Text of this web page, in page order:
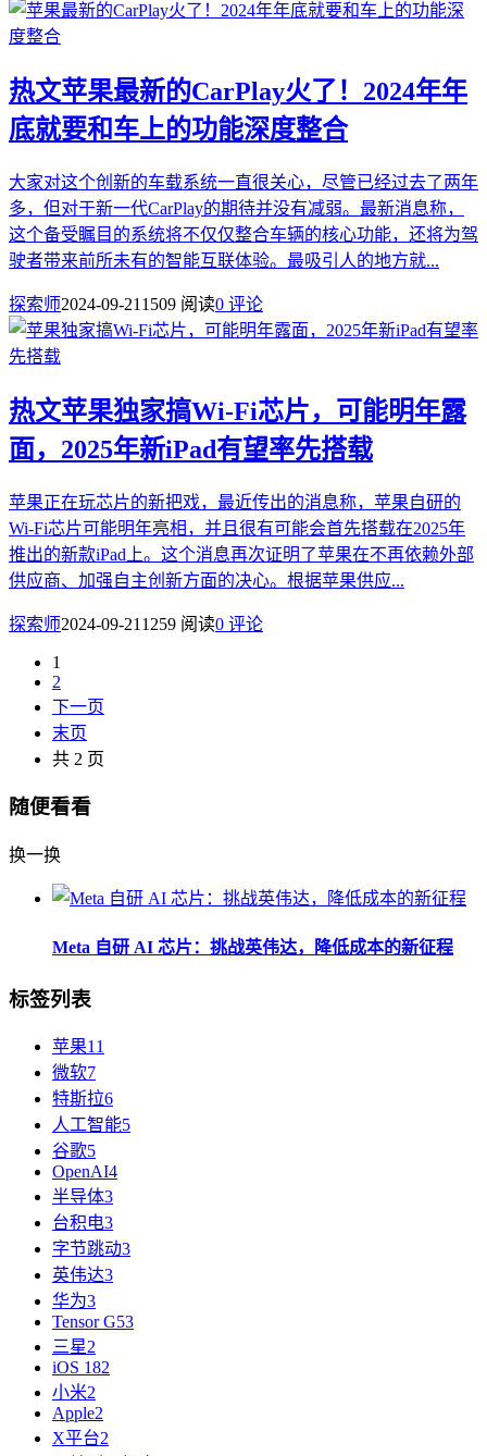
热文苹果最新的CarPlay火了！2024年年
底就要和车上的功能深度整合
大家对这个创新的车载系统一直很关心，尽管已经过去了两年
多，但对于新一代CarPlay的期待并没有减弱。最新消息称，
这个备受瞩目的系统将不仅仅整合车辆的核心功能，还将为驾
驶者带来前所未有的智能互联体验。最吸引人的地方就...
探索师2024-09-21 1509 阅读0 评论
热文苹果独家搞Wi-Fi芯片，可能明年露
面，2025年新iPad有望率先搭载
苹果正在玩芯片的新把戏，最近传出的消息称，苹果自研的
Wi-Fi芯片可能明年亮相，并且很有可能会首先搭载在2025年
推出的新款iPad上。这个消息再次证明了苹果在不再依赖外部
供应商、加强自主创新方面的决心。根据苹果供应...
探索师2024-09-21 1259 阅读0 评论
1
2
下一页
末页
共 2 页
随便看看
换一换
Meta 自研 AI 芯片：挑战英伟达，降低成本的新征程
标签列表
苹果11
微软7
特斯拉6
人工智能5
谷歌5
OpenAI4
半导体3
台积电3
字节跳动3
英伟达3
华为3
Tensor G53
三星2
iOS 182
小米2
Apple2
X平台2